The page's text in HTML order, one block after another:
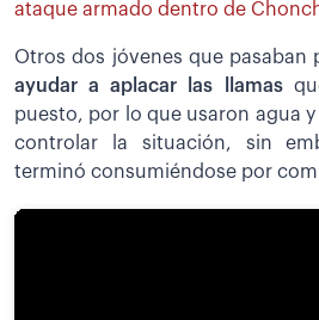
ataque armado dentro de
Otros dos jóvenes que pasaban
ayudar a aplacar las llamas
puesto, por lo que usaron agua
controlar la situación, sin
terminó consumiéndose por